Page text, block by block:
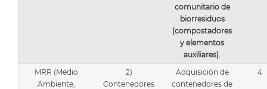
comunitario de
biorresiduos
(compostadores
y elementos
auxiliares).
MRR (Medio
Ambiente,
2)
Contenedores
Adquisición de
contenedores de
4